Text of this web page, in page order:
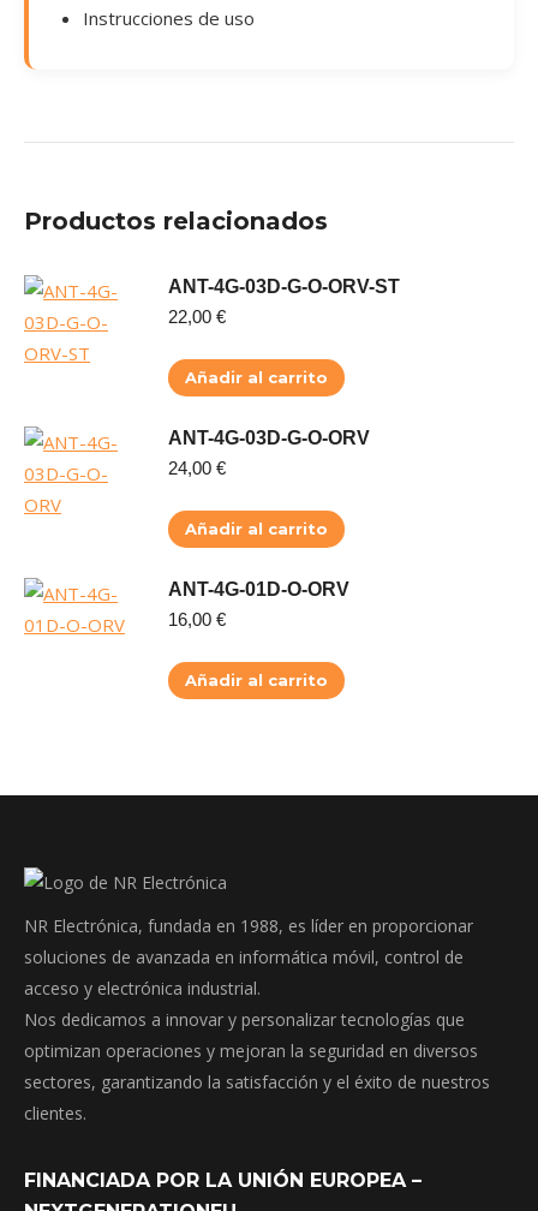
Instrucciones de uso
Productos relacionados
ANT-4G-03D-G-O-ORV-ST
22,00 €
Añadir al carrito
ANT-4G-03D-G-O-ORV
24,00 €
Añadir al carrito
ANT-4G-01D-O-ORV
16,00 €
Añadir al carrito
NR Electrónica, fundada en 1988, es líder en proporcionar
soluciones de avanzada en informática móvil, control de
acceso y electrónica industrial.
Nos dedicamos a innovar y personalizar tecnologías que
optimizan operaciones y mejoran la seguridad en diversos
sectores, garantizando la satisfacción y el éxito de nuestros
clientes.
FINANCIADA POR LA UNIÓN EUROPEA –